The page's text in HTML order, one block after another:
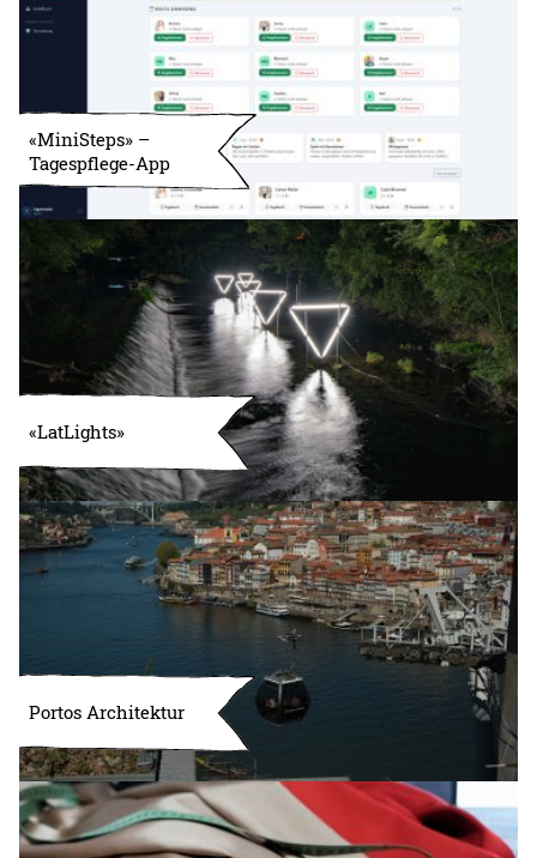
«MiniSteps» –
Tagespflege-App
«LatLights»
Portos Architektur